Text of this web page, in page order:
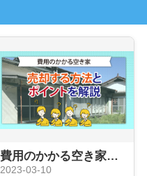
費用のかかる空き家を売却する方法とポイントを解説
2023-03-10